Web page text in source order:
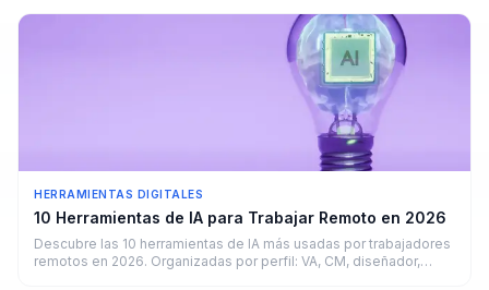
HERRAMIENTAS DIGITALES
10 Herramientas de IA para Trabajar Remoto en 2026
Descubre las 10 herramientas de IA más usadas por trabajadores
remotos en 2026. Organizadas por perfil: VA, CM, diseñador,